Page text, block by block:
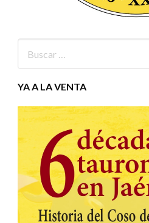
YA A LA VENTA